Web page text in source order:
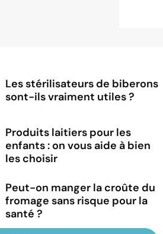
Les stérilisateurs de biberons
sont-ils vraiment utiles ?
Produits laitiers pour les
enfants : on vous aide à bien
les choisir
Peut-on manger la croûte du
fromage sans risque pour la
santé ?